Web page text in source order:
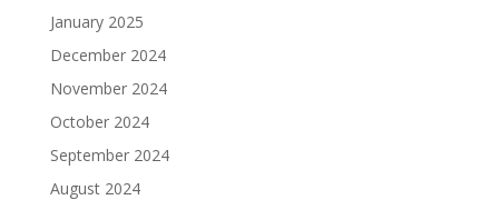
January 2025
December 2024
November 2024
October 2024
September 2024
August 2024